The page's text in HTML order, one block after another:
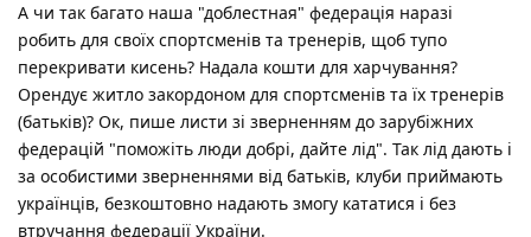
А чи так багато наша "доблестная" федерація наразі
робить для своїх спортсменів та тренерів, щоб тупо
перекривати кисень? Надала кошти для харчування?
Орендує житло закордоном для спортсменів та їх тренерів
(батьків)? Ок, пише листи зі зверненням до зарубіжних
федерацій "поможіть люди добрі, дайте лід". Так лід дають і
за особистими зверненнями від батьків, клуби приймають
українців, безкоштовно надають змогу кататися і без
втручання федерації України.